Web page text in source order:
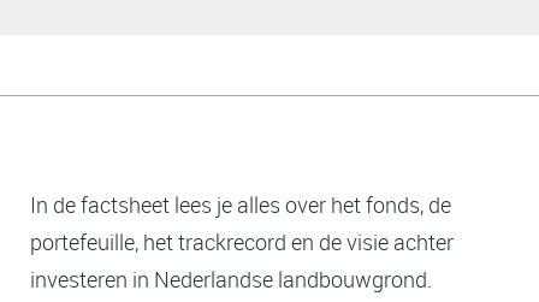
In de factsheet lees je alles over het fonds, de
portefeuille, het trackrecord en de visie achter
investeren in Nederlandse landbouwgrond.